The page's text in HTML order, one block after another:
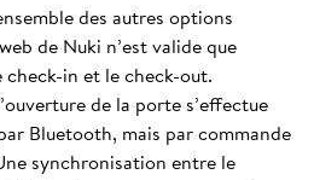
des autres options
de Nuki n’est valide que
in et le check-out.
de la porte s’effectue
Bluetooth, mais par commande
synchronisation entre le